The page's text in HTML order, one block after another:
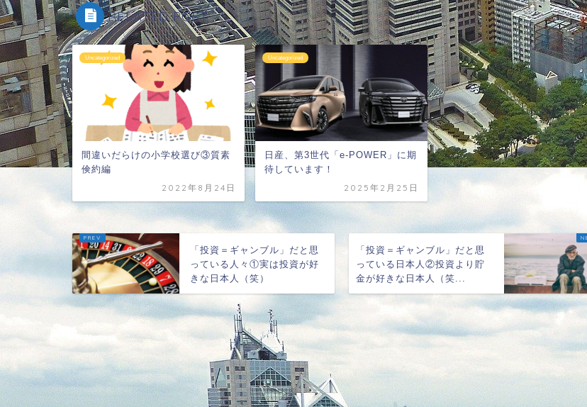
RELATED POST
Uncategorized
間違いだらけの小学校選び③質素
倹約編
2022年8月24日
Uncategorized
日産、第3世代「e-POWER」に期
待しています！
2025年2月25日
「投資＝ギャンブル」だと思
っている人々①実は投資が好
きな日本人（笑）
「投資＝ギャンブル」だと思
っている日本人②投資より貯
金が好きな日本人（笑...